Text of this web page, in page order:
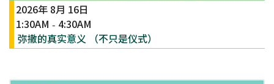
2026年 8月 16日
1:30AM - 4:30AM
弥撒的真实意义 （不只是仪式）